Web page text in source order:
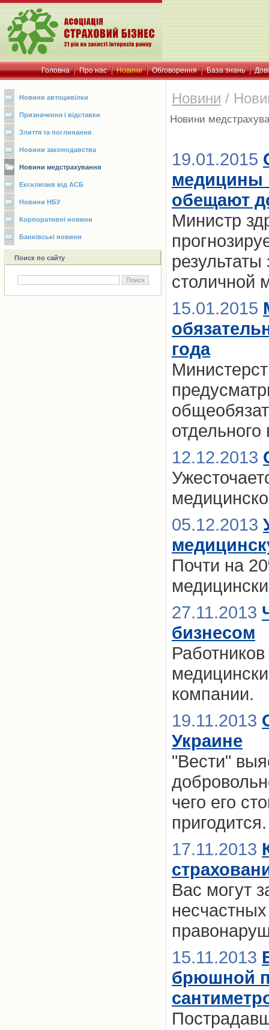
Головна Про нас Новини Обговорення База знань
Новини автоцивілки
Призначення і відставки
Злиття та поглинання
Новини законодавства
Новини медстрахування
Ексклюзив від АСБ
Новини НБУ
Корпоративні новини
Банківські новини
Поиск по сайту
Новини /
Новини
19.01.2015
медицины
обещают
Министр
столичной
15.01.2015
года
12.12.2013
05.12.2013
Почти на
27.11.2013
бизнесом
компании.
19.11.2013
Украине
"Вести"
чего его
пригодится.
17.11.2013
Вас могут
15.11.2013
брюшной